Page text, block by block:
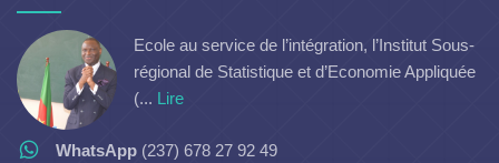
Ecole au service de l’intégration, l’Institut Sous-
régional de Statistique et d’Economie Appliquée
(... Lire
WhatsApp (237) 678 27 92 49